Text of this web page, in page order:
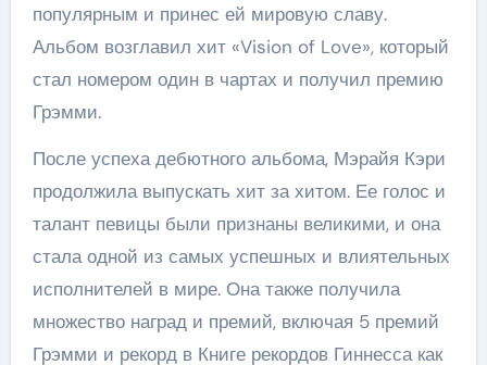
популярным и принес ей мировую славу.
Альбом возглавил хит «Vision of Love», который
стал номером один в чартах и получил премию
Грэмми.
После успеха дебютного альбома, Мэрайя Кэри
продолжила выпускать хит за хитом. Ее голос и
талант певицы были признаны великими, и она
стала одной из самых успешных и влиятельных
исполнителей в мире. Она также получила
множество наград и премий, включая 5 премий
Грэмми и рекорд в Книге рекордов Гиннесса как